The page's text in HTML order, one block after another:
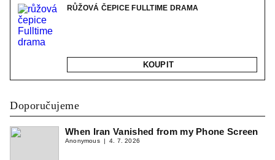
RŮŽOVÁ ČEPICE FULLTIME DRAMA
KOUPIT
Doporučujeme
When Iran Vanished from my Phone Screen
Anonymous 4. 7. 2026